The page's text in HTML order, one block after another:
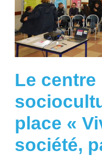
Le centre
place «
société,